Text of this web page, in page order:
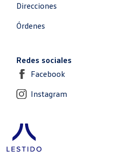
Direcciones
Órdenes
Redes sociales
Facebook
Instagram